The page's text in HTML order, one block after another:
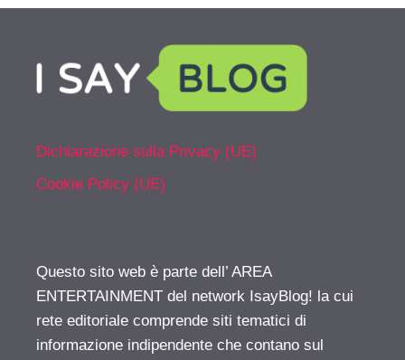
Dichiarazione sulla Privacy (UE)
Cookie Policy (UE)
Questo sito web è parte dell’ AREA
ENTERTAINMENT del network IsayBlog! la cui
rete editoriale comprende siti tematici di
informazione indipendente che contano sul